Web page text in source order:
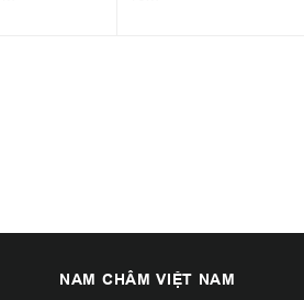
NAM CHÂM VIỆT NAM